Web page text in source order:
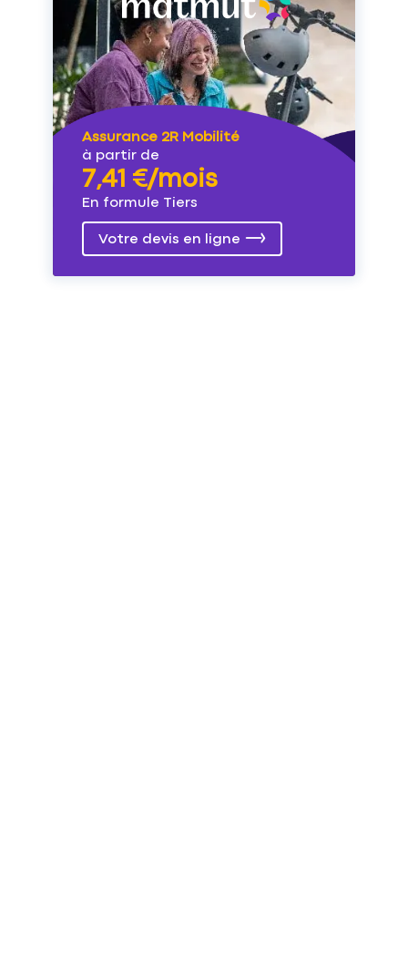
Assurance 2R Mobilité
à partir de
7,41 €/mois
En formule Tiers
Votre devis en ligne